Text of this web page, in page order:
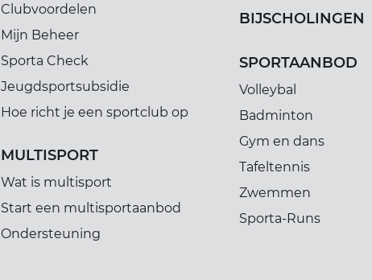
Clubvoordelen
Mijn Beheer
Sporta Check
Jeugdsportsubsidie
Hoe richt je een sportclub op
MULTISPORT
Wat is multisport
Start een multisportaanbod
Ondersteuning
BIJSCHOLINGEN
SPORTAANBOD
Volleybal
Badminton
Gym en dans
Tafeltennis
Zwemmen
Sporta-Runs